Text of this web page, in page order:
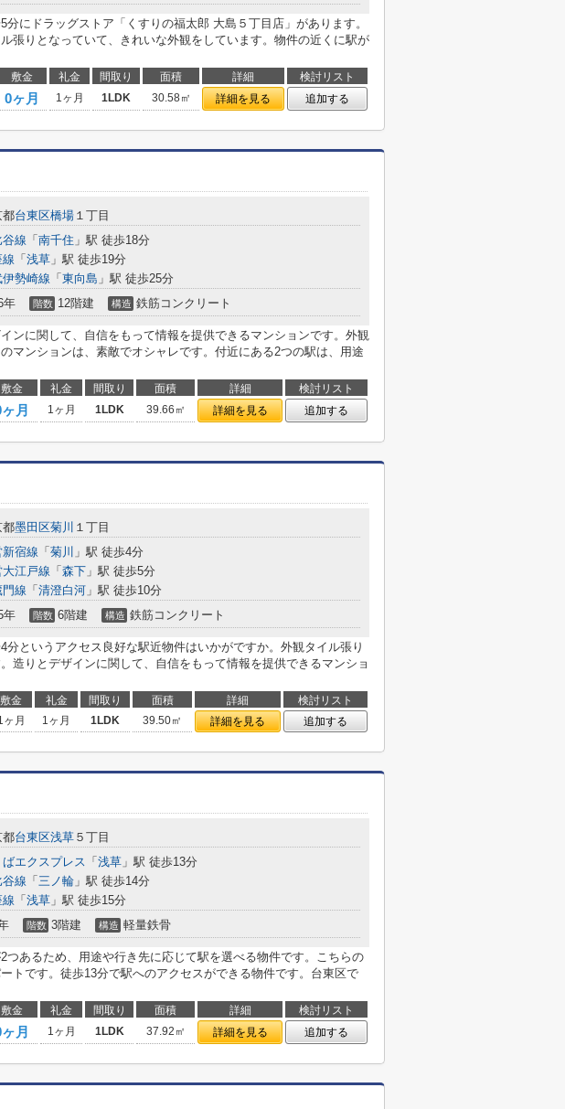
分にドラッグストア「くすりの福太郎 大島５丁目店」があります。
張りとなっていて、きれいな外観をしています。物件の近くに駅が
敷金 礼金 間取り 面積 詳細
検討リスト
0ヶ月 1ヶ月 1LDK 30.58㎡ 詳細を見る 追加する
都台東区橋場 １丁目
谷線 「 南千住 」駅 徒歩18分
線 「 浅草 」駅 徒歩19分
伊勢崎線 「 東向島 」駅 徒歩25分
年 階数 12階建 構造 鉄筋コンクリート
ンに関して、自信をもって情報を提供できるマンションです。外観
マンションは、素敵でオシャレです。付近にある2つの駅は、用途
敷金 礼金 間取り 面積 詳細
検討リスト
月 1ヶ月 1LDK 39.66㎡ 詳細を見る 追加する
都墨田区菊川 １丁目
宿線 「 菊川 」駅 徒歩4分
大江戸線 「 森下 」駅 徒歩5分
線 「 清澄白河 」駅 徒歩10分
年 階数 6階建 構造 鉄筋コンクリート
分というアクセス良好な駅近物件はいかがですか。外観タイル張り
造りとデザインに関して、自信をもって情報を提供できるマンショ
敷金 礼金 間取り 面積 詳細
検討リスト
ヶ月 1ヶ月 1LDK 39.50㎡ 詳細を見る 追加する
都台東区浅草 ５丁目
ばエクスプレス 「 浅草 」駅 徒歩13分
谷線 「 三ノ輪 」駅 徒歩14分
線 「 浅草 」駅 徒歩15分
階数 3階建 構造 軽量鉄骨
つあるため、用途や行き先に応じて駅を選べる物件です。こちらの
トです。徒歩13分で駅へのアクセスができる物件です。台東区で
敷金 礼金 間取り 面積 詳細
検討リスト
月 1ヶ月 1LDK 37.92㎡ 詳細を見る 追加する